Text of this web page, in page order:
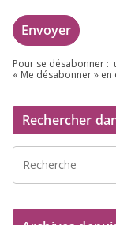
Pour se désa­bon­ner :
« Me désa­bon­ner » en
Rechercher